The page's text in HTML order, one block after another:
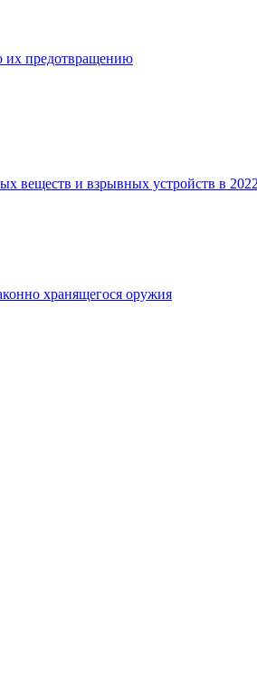
их предотвращению
веществ и взрывных устройств в
хранящегося оружия